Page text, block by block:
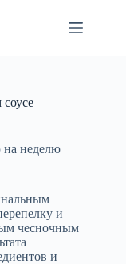
соусе —
неделю
и
чесночным
и